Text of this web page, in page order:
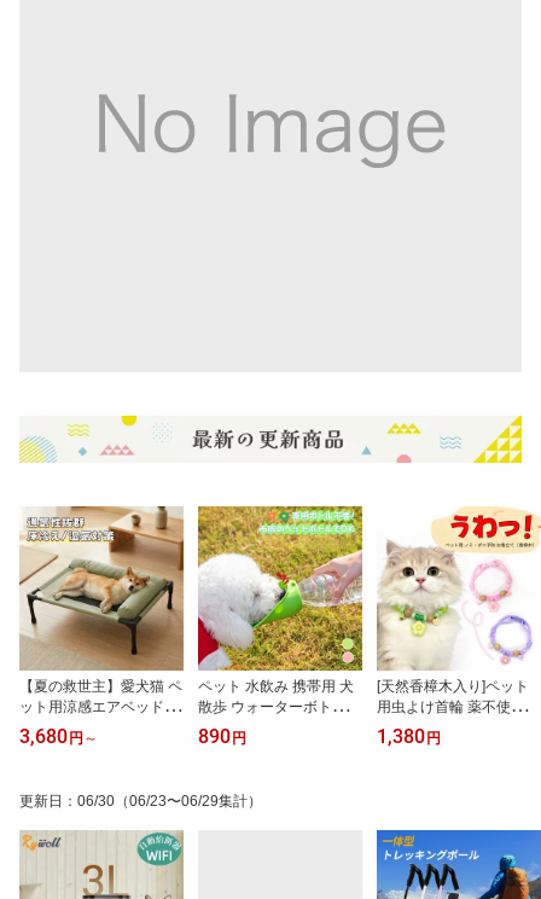
【夏の救世主】愛犬猫 ペ
ット用涼感エアベッド 蒸
れずに快適 浮き構造で熱
中症対策 15kgまで対応
3,680円 ～
ペット 水飲み 携帯用 犬
散歩 ウォーターボトル
[市販のペットボトル対
応] リーフ型 シリコン 給
補給 飲みやすい 広口設
890円
[天然香樟木入り]ペット
用虫よけ首輪 薬不使用
ノミ ダニ予防 100%天然
素材 調整可能 柔らかい
1,380円
更新日 ： 06/30 （06/23〜06/29集計）